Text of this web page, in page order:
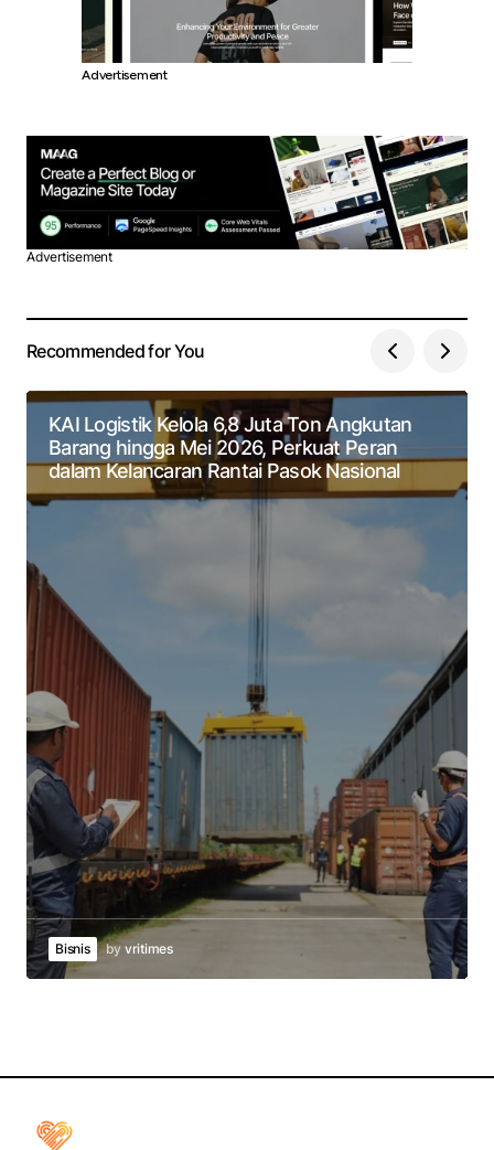
Advertisement
Advertisement
Recommended for You
KAI Logistik Kelola 6,8 Juta Ton Angkutan
Barang hingga Mei 2026, Perkuat Peran
dalam Kelancaran Rantai Pasok Nasional
Bisnis by vritimes